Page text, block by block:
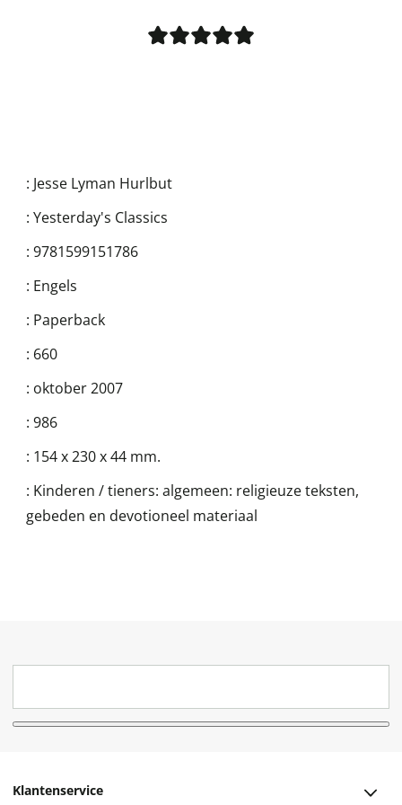
: Jesse Lyman Hurlbut
: Yesterday's Classics
: 9781599151786
: Engels
: Paperback
: 660
: oktober 2007
: 986
: 154 x 230 x 44 mm.
: Kinderen / tieners: algemeen: religieuze teksten,
gebeden en devotioneel materiaal
Klantenservice